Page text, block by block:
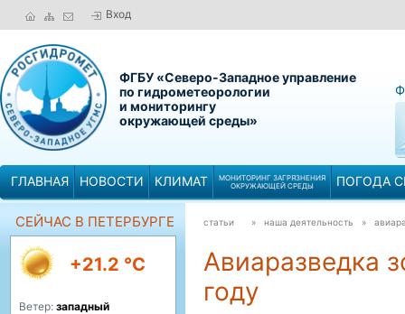
Вход
ФГБУ «Северо-Западное управление
по гидрометеорологии
и мониторингу
окружающей среды»
ГЛАВНАЯ НОВОСТИ КЛИМАТ
МОНИТОРИНГ ЗАГРЯЗНЕНИЯ
ОКРУЖАЮЩЕЙ СРЕДЫ
ПОГОДА
СЕЙЧАС В ПЕТЕРБУРГЕ
+21.2 °C
Ветер: западный
статьи » наша деятельность »
Авиаразведка
году